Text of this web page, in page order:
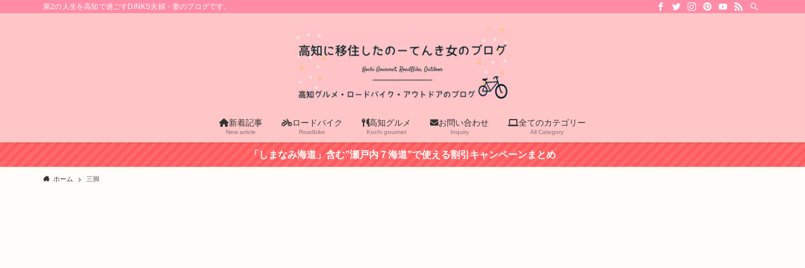
第2の人生を高知で過ごすDINKS夫婦・妻のブログです。
新着記事
New article
ロードバイク
Roadbike
高知グルメ
Kochi gourmet
お問い合わせ
Inquiry
全てのカテゴリー
All Category
「しまなみ海道」含む”瀬戸内７海道”で使える割引キャンペーンまとめ
ホーム 三脚